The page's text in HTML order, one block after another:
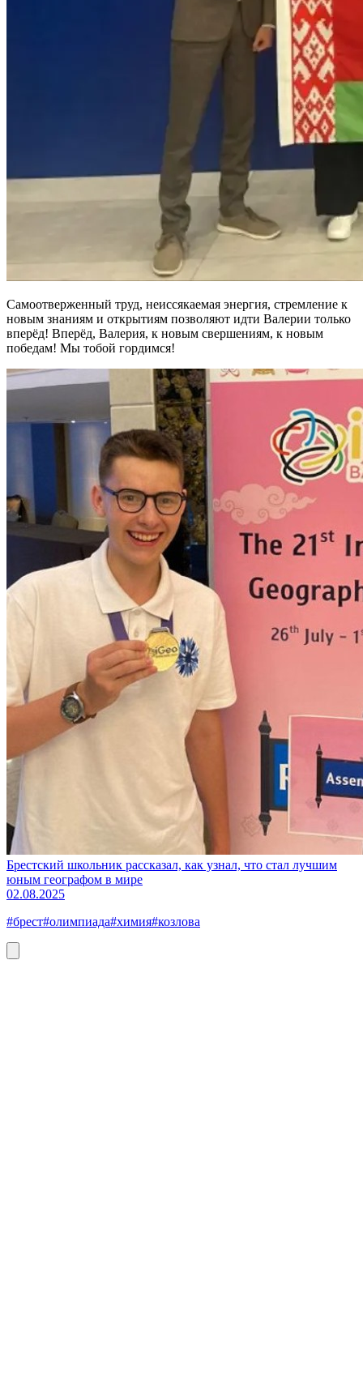
Самоотверженный труд, неиссякаемая энергия, стремление к
новым знаниям и открытиям позволяют идти Валерии только
вперёд! Вперёд, Валерия, к новым свершениям, к новым
победам! Мы тобой гордимся!
Брестский школьник рассказал, как узнал, что стал лучшим
юным географом в мире
02.08.2025
#брест#олимпиада#химия#козлова